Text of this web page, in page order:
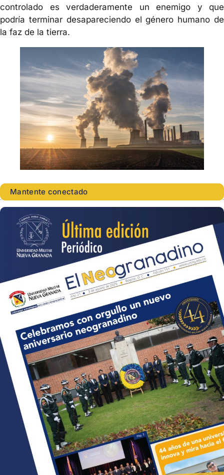
controlado es verdaderamente un enemigo y que
podría terminar desapareciendo el género humano de
la faz de la tierra.
Mantente conectado